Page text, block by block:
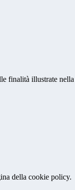
finalità illustrate nella
della cookie policy.